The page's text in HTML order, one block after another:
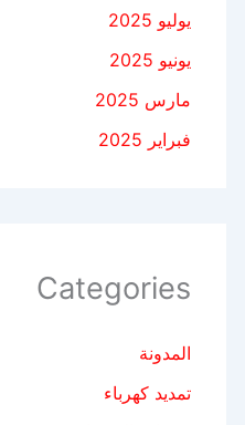
يوليو 2025
يونيو 2025
مارس 2025
فبراير 2025
Categories
المدونة
تمديد كهرباء